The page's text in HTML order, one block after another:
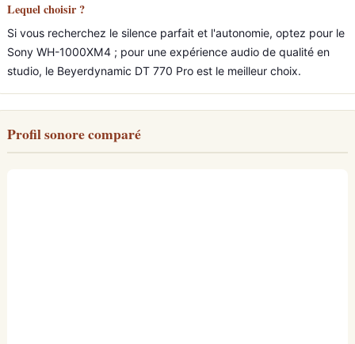
Lequel choisir ?
Si vous recherchez le silence parfait et l'autonomie, optez pour le
Sony WH-1000XM4 ; pour une expérience audio de qualité en
studio, le Beyerdynamic DT 770 Pro est le meilleur choix.
Profil sonore comparé